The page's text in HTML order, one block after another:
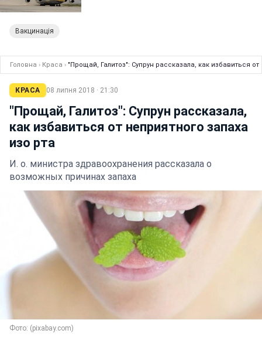
Вакцинація
Головна › Краса › "Прощай, Галитоз": Супрун рассказала, как избавиться
КРАСА 08 липня 2018 · 21:30
"Прощай, Галитоз": Супрун рассказала,
как избавиться от неприятного запаха
изо рта
И. о. министра здравоохранения рассказала о
возможных причинах запаха
Фото: (pixabay.com)